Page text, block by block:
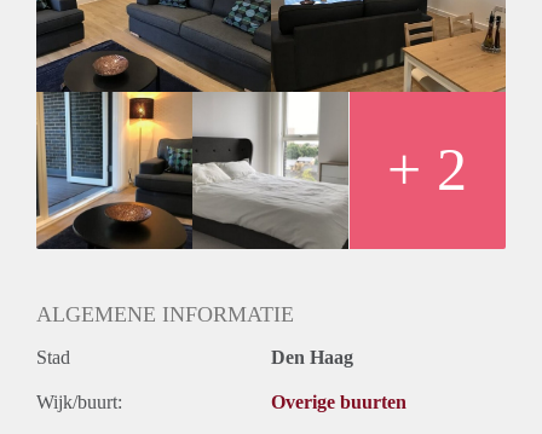
Huisgenoten: Nee
Geslacht huisgenoten: N.v.t.
+ 2
ALGEMENE INFORMATIE
Stad Den Haag
Wijk/buurt: Overige buurten